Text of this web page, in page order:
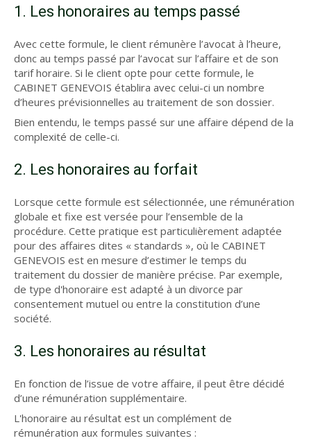
1. Les honoraires au temps passé
Avec cette formule, le client rémunère l’avocat à l’heure,
donc au temps passé par l’avocat sur l’affaire et de son
tarif horaire. Si le client opte pour cette formule, le
CABINET GENEVOIS établira avec celui-ci un nombre
d’heures prévisionnelles au traitement de son dossier.
Bien entendu, le temps passé sur une affaire dépend de la
complexité de celle-ci.
2. Les honoraires au forfait
Lorsque cette formule est sélectionnée, une rémunération
globale et fixe est versée pour l’ensemble de la
procédure. Cette pratique est particulièrement adaptée
pour des affaires dites « standards », où le CABINET
GENEVOIS est en mesure d’estimer le temps du
traitement du dossier de manière précise. Par exemple,
de type d'honoraire est adapté à un divorce par
consentement mutuel ou entre la constitution d’une
société.
3. Les honoraires au résultat
En fonction de l’issue de votre affaire, il peut être décidé
d’une rémunération supplémentaire.
L'honoraire au résultat est un complément de
rémunération aux formules suivantes :